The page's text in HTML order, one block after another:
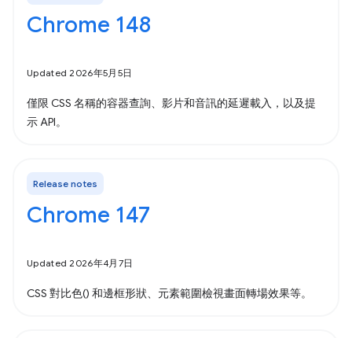
Chrome 148
Updated 2026年5月5日
僅限 CSS 名稱的容器查詢、影片和音訊的延遲載入，以及提
示 API。
Release notes
Chrome 147
Updated 2026年4月7日
CSS 對比色() 和邊框形狀、元素範圍檢視畫面轉場效果等。